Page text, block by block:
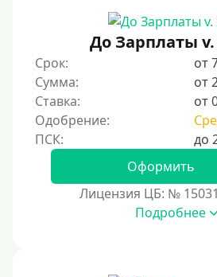
До Зарплаты v.
Срок:
от
Сумма:
от
Ставка:
от
Одобрение:
Оформить
Лицензия ЦБ: №
Подробнее